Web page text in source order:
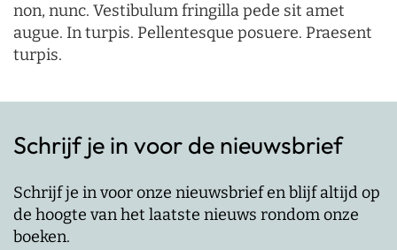
non, nunc. Vestibulum fringilla pede sit amet
augue. In turpis. Pellentesque posuere. Praesent
turpis.
Schrijf je in voor de nieuwsbrief
Schrijf je in voor onze nieuwsbrief en blijf altijd op
de hoogte van het laatste nieuws rondom onze
boeken.